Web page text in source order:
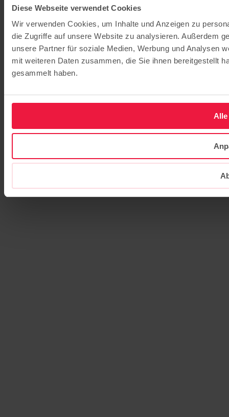
Diese Webseite verwendet Cookies
Wir verwenden Cookies, um Inhalte und Anzeigen zu
die Zugriffe auf unsere Website zu analysieren. Außerdem
unsere Partner für soziale Medien, Werbung und Analysen
mit weiteren Daten zusammen, die Sie ihnen bereitgestellt
gesammelt haben.
Alle